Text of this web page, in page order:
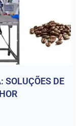
SOLUÇÕES DE